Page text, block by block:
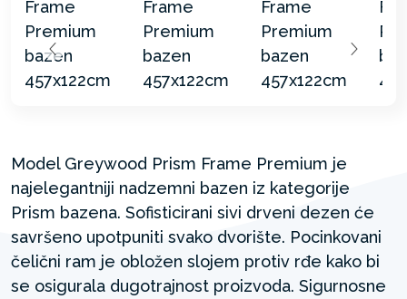
Model Greywood Prism Frame Premium je
najelegantniji nadzemni bazen iz kategorije
Prism bazena. Sofisticirani sivi drveni dezen će
savršeno upotpuniti svako dvorište. Pocinkovani
čelični ram je obložen slojem protiv rđe kako bi
se osigurala dugotrajnost proizvoda. Sigurnosne